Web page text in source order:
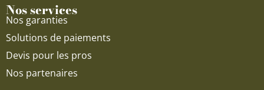
Nos services
Nos garanties
Solutions de paiements
Devis pour les pros
Nos partenaires